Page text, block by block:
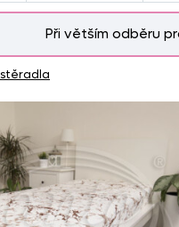
Při větším odběru